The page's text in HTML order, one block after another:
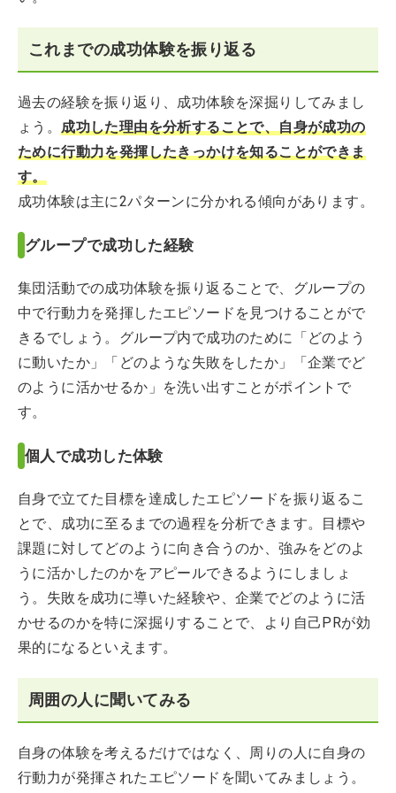
これまでの成功体験を振り返る
過去の経験を振り返り、成功体験を深掘りしてみまし
ょう。成功した理由を分析することで、自身が成功の
ために行動力を発揮したきっかけを知ることができま
す。
成功体験は主に2パターンに分かれる傾向があります。
グループで成功した経験
集団活動での成功体験を振り返ることで、グループの
中で行動力を発揮したエピソードを見つけることがで
きるでしょう。グループ内で成功のために「どのよう
に動いたか」「どのような失敗をしたか」「企業でど
のように活かせるか」を洗い出すことがポイントで
す。
個人で成功した体験
自身で立てた目標を達成したエピソードを振り返るこ
とで、成功に至るまでの過程を分析できます。目標や
課題に対してどのように向き合うのか、強みをどのよ
うに活かしたのかをアピールできるようにしましょ
う。失敗を成功に導いた経験や、企業でどのように活
かせるのかを特に深掘りすることで、より自己PRが効
果的になるといえます。
周囲の人に聞いてみる
自身の体験を考えるだけではなく、周りの人に自身の
行動力が発揮されたエピソードを聞いてみましょう。